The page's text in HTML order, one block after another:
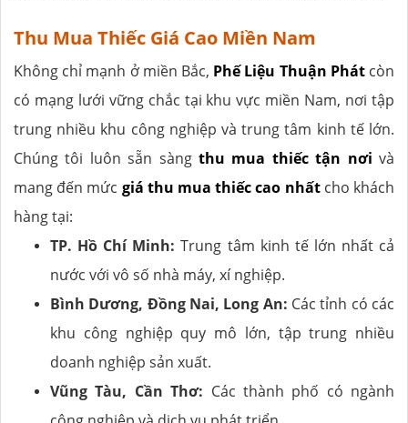
Thu Mua Thiếc Giá Cao Miền Nam
Không chỉ mạnh ở miền Bắc, Phế Liệu Thuận Phátcòn
có mạng lưới vững chắc tại khu vực miền Nam, nơi tập
trung nhiều khu công nghiệp và trung tâm kinh tế lớn.
Chúng tôi luôn sẵn sàng thu mua thiếc tận nơi và
mang đến mức giá thu mua thiếc cao nhấtcho khách
hàng tại:
TP. Hồ Chí Minh: Trung tâm kinh tế lớn nhất cả
nước với vô số nhà máy, xí nghiệp.
Bình Dương, Đồng Nai, Long An: Các tỉnh có các
khu công nghiệp quy mô lớn, tập trung nhiều
doanh nghiệp sản xuất.
Vũng Tàu, Cần Thơ: Các thành phố có ngành